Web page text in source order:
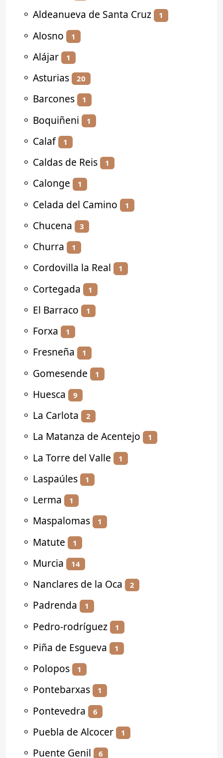
⚬ Aldeanueva de Santa Cruz 1
⚬ Alosno 1
⚬ Alájar 1
⚬ Asturias 20
⚬ Barcones 1
⚬ Boquiñeni 1
⚬ Calaf 1
⚬ Caldas de Reis 1
⚬ Calonge 1
⚬ Celada del Camino 1
⚬ Chucena 3
⚬ Churra 1
⚬ Cordovilla la Real 1
⚬ Cortegada 1
⚬ El Barraco 1
⚬ Forxa 1
⚬ Fresneña 1
⚬ Gomesende 1
⚬ Huesca 9
⚬ La Carlota 2
⚬ La Matanza de Acentejo 1
⚬ La Torre del Valle 1
⚬ Laspaúles 1
⚬ Lerma 1
⚬ Maspalomas 1
⚬ Matute 1
⚬ Murcia 14
⚬ Nanclares de la Oca 2
⚬ Padrenda 1
⚬ Pedro-rodríguez 1
⚬ Piña de Esgueva 1
⚬ Polopos 1
⚬ Pontebarxas 1
⚬ Pontevedra 6
⚬ Puebla de Alcocer 1
⚬ Puente Genil 6